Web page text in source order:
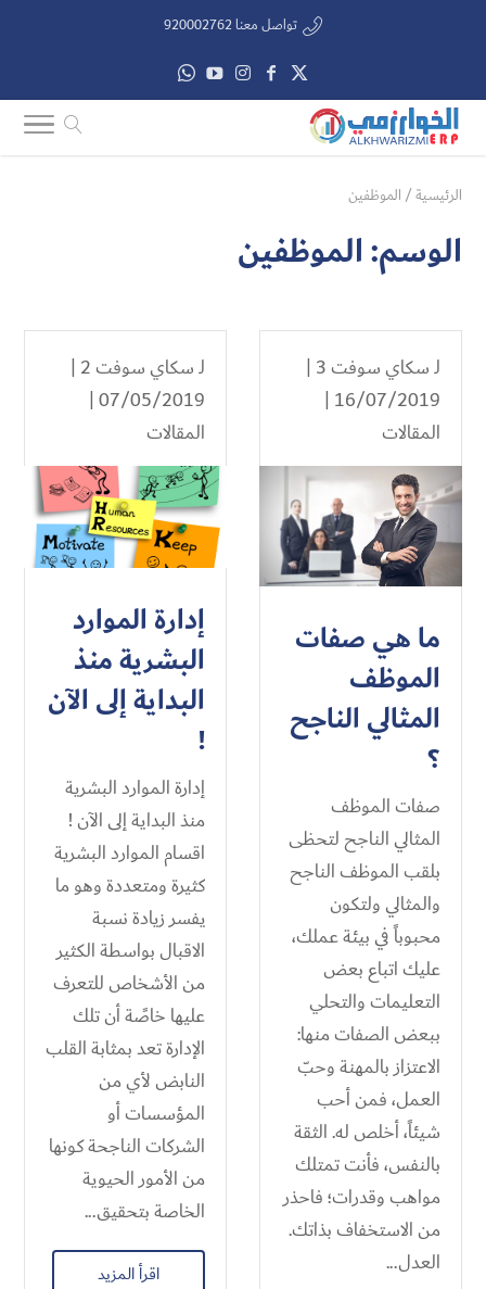
تواصل معنا 920002762
الرئيسية/ الموظفين
الوسم:الموظفين
لـسكاي سوفت 3
|
16/07/2019 |
المقالات
ما هي صفات
الموظف
المثالي الناجح
؟
صفات الموظف
المثالي الناجح لتحظى
بلقب الموظف الناجح
والمثالي ولتكون
محبوباً في بيئة عملك،
عليك اتباع بعض
التعليمات والتحلي
ببعض الصفات منها:
الاعتزاز بالمهنة وحبّ
العمل، فمن أحب
شيئاً، أخلص له. الثقة
بالنفس، فأنت تمتلك
مواهب وقدرات؛ فاحذر
من الاستخفاف بذاتك.
العدل...
لـسكاي سوفت 2
|
07/05/2019 |
المقالات
إدارة الموارد
البشرية منذ
البداية إلى الآن
!
إدارة الموارد البشرية
منذ البداية إلى الآن !
اقسام الموارد البشرية
كثيرة ومتعددة وهو ما
يفسر زيادة نسبة
الاقبال بواسطة الكثير
من الأشخاص للتعرف
عليها خاصًة أن تلك
الإدارة تعد بمثابة القلب
النابض لأي من
المؤسسات أو
الشركات الناجحة كونها
من الأمور الحيوية
الخاصة بتحقيق...
اقرأ المزيد